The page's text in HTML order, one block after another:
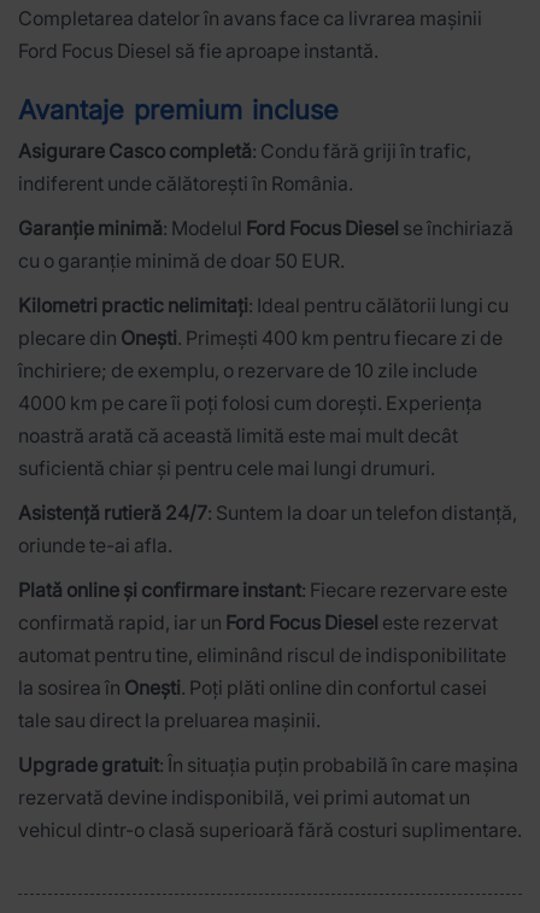
Completarea datelor în avans face ca livrarea mașinii
Ford Focus Diesel să fie aproape instantă.
Avantaje premium incluse
Asigurare Casco completă: Condu fără griji în trafic,
indiferent unde călătorești în România.
Garanție minimă: Modelul Ford Focus Diesel se închiriază
cu o garanție minimă de doar 50 EUR.
Kilometri practic nelimitați: Ideal pentru călătorii lungi cu
plecare din Onești. Primești 400 km pentru fiecare zi de
închiriere; de exemplu, o rezervare de 10 zile include
4000 km pe care îi poți folosi cum dorești. Experiența
noastră arată că această limită este mai mult decât
suficientă chiar și pentru cele mai lungi drumuri.
Asistență rutieră 24/7: Suntem la doar un telefon distanță,
oriunde te-ai afla.
Plată online și confirmare instant: Fiecare rezervare este
confirmată rapid, iar un Ford Focus Diesel este rezervat
automat pentru tine, eliminând riscul de indisponibilitate
la sosirea în Onești. Poți plăti online din confortul casei
tale sau direct la preluarea mașinii.
Upgrade gratuit: În situația puțin probabilă în care mașina
rezervată devine indisponibilă, vei primi automat un
vehicul dintr-o clasă superioară fără costuri suplimentare.